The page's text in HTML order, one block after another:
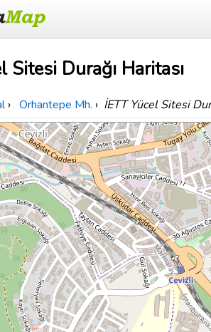
Sitesi Durağı Haritası
› Orhantepe Mh. › İETT Yücel Sitesi